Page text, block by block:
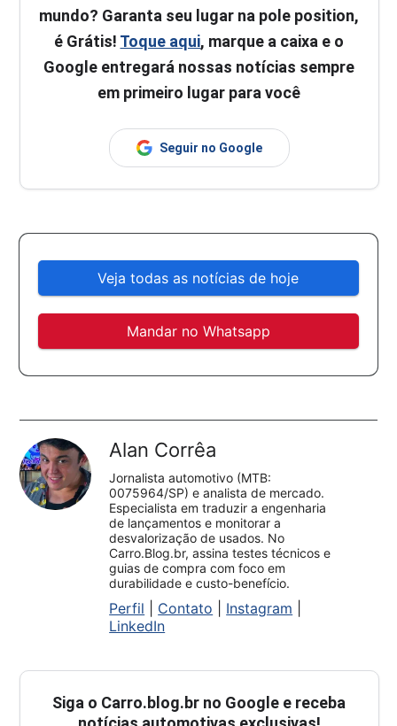
mundo? Garanta seu lugar na pole position,
é Grátis! Toque aqui, marque a caixa e o
Google entregará nossas notícias sempre
em primeiro lugar para você
Seguir no Google
Veja todas as notícias de hoje
Mandar no Whatsapp
Alan Corrêa
Jornalista automotivo (MTB:
0075964/SP) e analista de mercado.
Especialista em traduzir a engenharia
de lançamentos e monitorar a
desvalorização de usados. No
Carro.Blog.br, assina testes técnicos e
guias de compra com foco em
durabilidade e custo-benefício.
Perfil Contato Instagram
LinkedIn
Siga o Carro.blog.br no Google e receba